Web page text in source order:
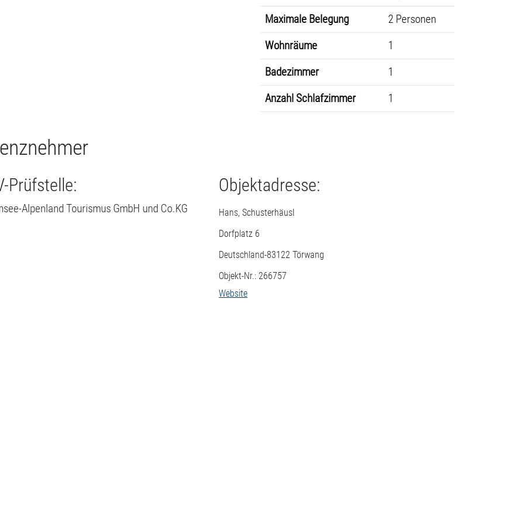
Maximale Belegung
2 Personen
Wohnräume
1
Badezimmer
1
Anzahl Schlafzimmer
1
Prüfstelle:
Alpenland Tourismus GmbH und Co.KG
Objektadresse:
Hans, Schusterhäusl
Dorfplatz 6
Deutschland-83122 Törwang
Objekt-Nr.: 266757
Website